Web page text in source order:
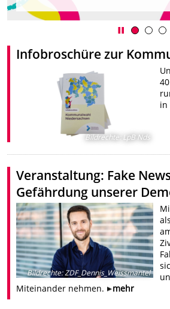
Infobroschüre zur
Bildrechte: LpB Nds
in
Veranstaltung: Fake
Gefährdung unserer
Bildrechte:ZDF_Dennis_Weissmantel
Miteinander nehmen.
mehr